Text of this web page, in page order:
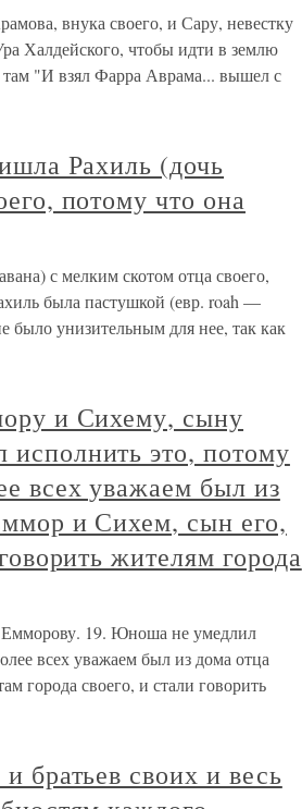
внука своего, и Сару, невестку
Халдейского, чтобы идти в землю
"И взял Фарра Аврама... вышел с
Рахиль (дочь
потому что она
с мелким скотом отца своего,
была пастушкой (евр. roah —
было унизительным для нее, так как
и Сихему, сыну
это, потому
всех уважаем был из
и Сихем, сын его,
жителям города
19. Юноша не умедлил
всех уважаем был из дома отца
города своего, и стали говорить
братьев своих и весь